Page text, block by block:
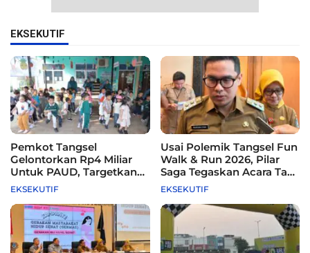
EKSEKUTIF
Pemkot Tangsel
Gelontorkan Rp4 Miliar
Untuk PAUD, Targetkan
115 Sekolah
EKSEKUTIF
Usai Polemik Tangsel Fun
Walk & Run 2026, Pilar
Saga Tegaskan Acara Tak
Difasilitasi Pemkot
EKSEKUTIF